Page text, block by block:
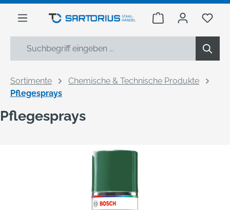
springen
Warenkorb Du
Sortimente
Chemische & Technische Produkte
Pflegesprays
Pflegesprays